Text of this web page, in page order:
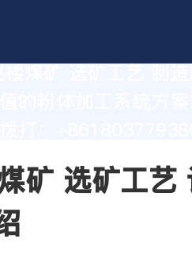
的粉体加工系统方案
矿 选矿工艺